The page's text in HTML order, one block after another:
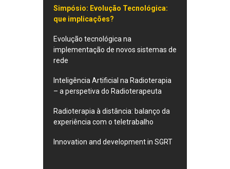
Simpósio: Evolução Tecnológica:
que implicações?
Evolução tecnológica na
implementação de novos sistemas de
rede
Inteligência Artificial na Radioterapia
– a perspetiva do Radioterapeuta
Radioterapia à distância: balanço da
experiência com o teletrabalho
Innovation and development in SGRT